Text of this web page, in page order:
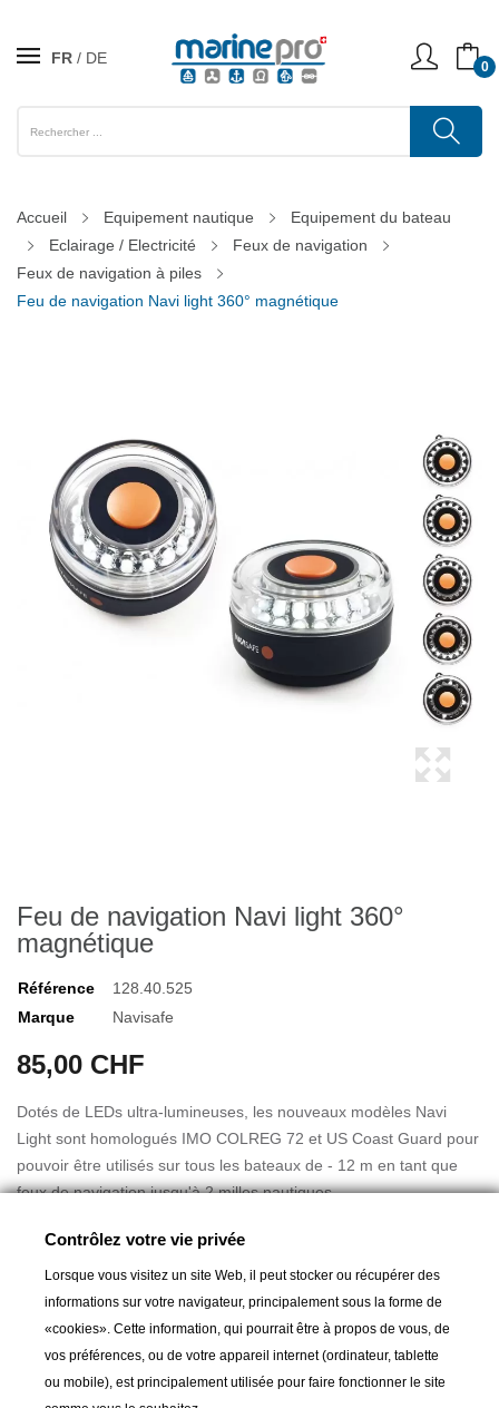
FR DE 0
Accueil Equipement nautique
Equipement du bateau
Eclairage / Electricité
Feux de navigation
Feux de navigation à piles
Feu de navigation Navi light 360° magnétique
Feu de navigation Navi light 360°
magnétique
Référence
128.40.525
Marque
Navisafe
85,00 CHF
Dotés de LEDs ultra-lumineuses, les nouveaux modèles Navi
Light sont homologués IMO COLREG 72 et US Coast Guard pour
pouvoir être utilisés sur tous les bateaux de - 12 m en tant que
feux de navigation jusqu'à 2 milles nautiques.
Compactes et légères, les Navi Light 360° 2 MN sont faciles à
utiliser. Activation par simple pression de deux secondes sur la
lampe. Pratiques, elles fonctionnent avec piles et s'installent
rapidement et n'importe où grâce au double système de fixation
magnétique.
Lire la suite
Contrôlez votre vie privée
Lorsque vous visitez un site Web, il peut stocker ou récupérer des
informations sur votre navigateur, principalement sous la forme de
«cookies». Cette information, qui pourrait être à propos de vous, de
vos préférences, ou de votre appareil internet (ordinateur, tablette
ou mobile), est principalement utilisée pour faire fonctionner le site